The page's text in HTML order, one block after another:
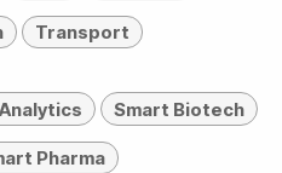
Transport
Smart Biotech
Pharma